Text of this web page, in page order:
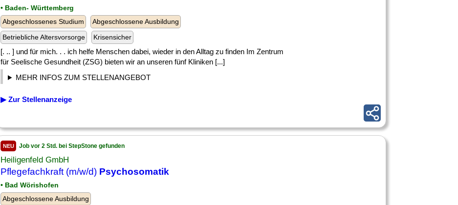
• Baden- Württemberg
Abgeschlossenes Studium
Abgeschlossene Ausbildung
Betriebliche Altersvorsorge
Krisensicher
[. .. ] und für mich. . . ich helfe Menschen dabei, wieder in den Alltag zu finden Im Zentrum
für Seelische Gesundheit (ZSG) bieten wir an unseren fünf Kliniken [...]
MEHR INFOS ZUM STELLENANGEBOT
▶ Zur Stellenanzeige
NEU Job vor 2 Std. bei StepStone gefunden
Heiligenfeld GmbH
Pflegefachkraft (m/w/d) Psychosomatik
• Bad Wörishofen
Abgeschlossene Ausbildung